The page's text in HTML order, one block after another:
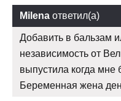
Milena ответил(а)
Добавить в бальзам
независимость от
выпустила когда мне
Беременная жена